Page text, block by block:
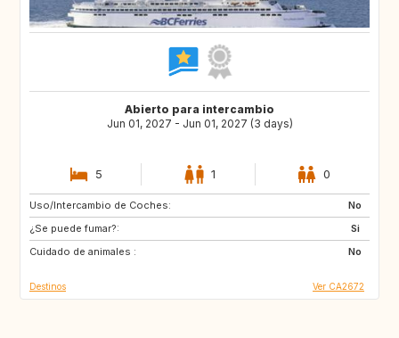
Abierto para intercambio
Jun 01, 2027 - Jun 01, 2027 (3 days)
5 1 0
Uso/Intercambio de Coches:
No
¿Se puede fumar?:
Si
Cuidado de animales :
No
US
Destinos Ver CA2672